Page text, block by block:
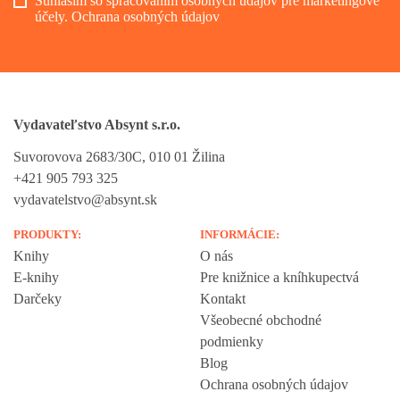
účely. Ochrana osobných údajov
Vydavateľstvo Absynt s.r.o.
Suvorovova 2683/30C, 010 01 Žilina
+421 905 793 325
vydavatelstvo@absynt.sk
PRODUKTY:
Knihy
E-knihy
Darčeky
INFORMÁCIE:
O nás
Pre knižnice a kníhkupectvá
Kontakt
Všeobecné obchodné
podmienky
Blog
Ochrana osobných údajov